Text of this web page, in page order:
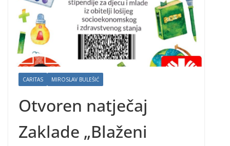
CARITAS MIROSLAV BULEŠIĆ
Otvoren natječaj
Zaklade „Blaženi